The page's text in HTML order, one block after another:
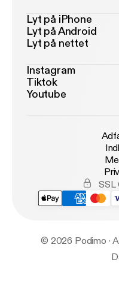
Lyt på iPhone
Lyt på Android
Lyt på nettet
Instagram
Tiktok
Youtube
SSL
© 2026 Podimo ·